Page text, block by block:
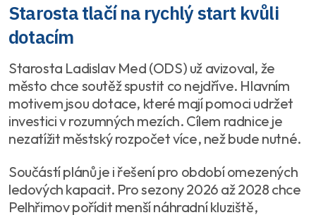
Starosta tlačí na rychlý start kvůli
dotacím
Starosta Ladislav Med (ODS) už avizoval, že
město chce soutěž spustit co nejdříve. Hlavním
motivem jsou dotace, které mají pomoci udržet
investici v rozumných mezích. Cílem radnice je
nezatížit městský rozpočet více, než bude nutné.
Součástí plánů je i řešení pro období omezených
ledových kapacit. Pro sezony 2026 až 2028 chce
Pelhřimov pořídit menší náhradní kluziště,